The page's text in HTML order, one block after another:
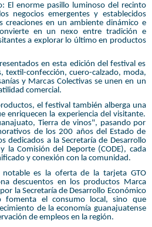
El enorme pasillo luminoso del recinto
negocios emergentes y establecidos
creaciones en un ambiente dinámico e
en un nexo entre tradición e
a explorar lo último en productos
en esta edición del festival es
textil-confección, cuero-calzado, moda,
y Marcas Colectivas se unen en un
comercial.
el festival también alberga una
enriquecen la experiencia del visitante.
Tierra de vinos", pasando por
de los 200 años del Estado de
dedicados a la Secretaría de Desarrollo
la Comisión del Deporte (CODE), cada
y conexión con la comunidad.
notable es la oferta de la tarjeta GTO
descuentos en los productos Marca
la Secretaría de Desarrollo Económico
fomenta el consumo local, sino que
de la economía guanajuatense
de empleos en la región.